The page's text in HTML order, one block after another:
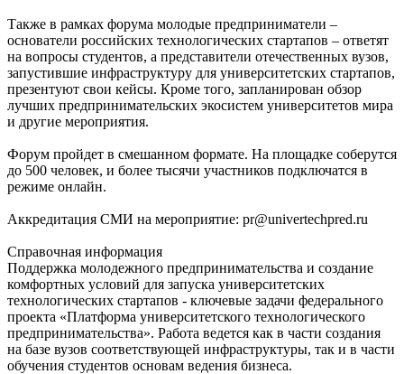
Также в рамках форума молодые предприниматели –
основатели российских технологических стартапов – ответят
на вопросы студентов, а представители отечественных вузов,
запустившие инфраструктуру для университетских стартапов,
презентуют свои кейсы. Кроме того, запланирован обзор
лучших предпринимательских экосистем университетов мира
и другие мероприятия.
Форум пройдет в смешанном формате. На площадке соберутся
до 500 человек, и более тысячи участников подключатся в
режиме онлайн.
Аккредитация СМИ на мероприятие: pr@univertechpred.ru
Справочная информация
Поддержка молодежного предпринимательства и создание
комфортных условий для запуска университетских
технологических стартапов - ключевые задачи федерального
проекта «Платформа университетского технологического
предпринимательства». Работа ведется как в части создания
на базе вузов соответствующей инфраструктуры, так и в части
обучения студентов основам ведения бизнеса.